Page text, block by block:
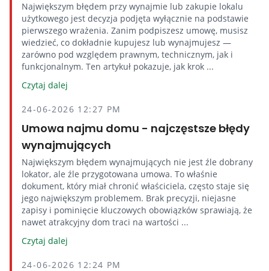
Największym błędem przy wynajmie lub zakupie lokalu
użytkowego jest decyzja podjęta wyłącznie na podstawie
pierwszego wrażenia. Zanim podpiszesz umowę, musisz
wiedzieć, co dokładnie kupujesz lub wynajmujesz —
zarówno pod względem prawnym, technicznym, jak i
funkcjonalnym. Ten artykuł pokazuje, jak krok ...
Czytaj dalej
24-06-2026 12:27 PM
Umowa najmu domu - najczęstsze błędy
wynajmujących
Największym błędem wynajmujących nie jest źle dobrany
lokator, ale źle przygotowana umowa. To właśnie
dokument, który miał chronić właściciela, często staje się
jego największym problemem. Brak precyzji, niejasne
zapisy i pominięcie kluczowych obowiązków sprawiają, że
nawet atrakcyjny dom traci na wartości ...
Czytaj dalej
24-06-2026 12:24 PM